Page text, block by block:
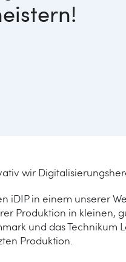
wir
iDIP in einem unserer
Produktion in kleinen,
und das
Produktion.